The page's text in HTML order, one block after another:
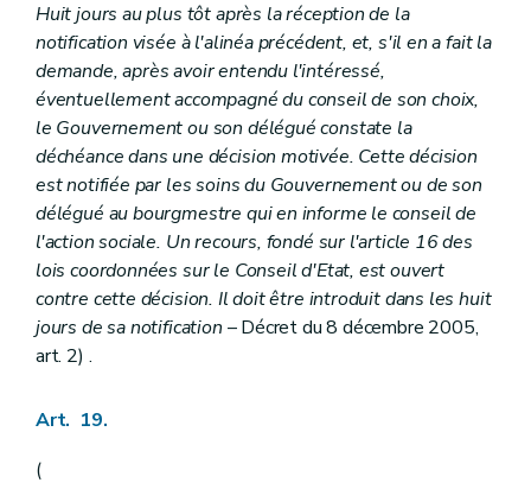
Huit jours au plus tôt après la réception de la
notification visée à l'alinéa précédent, et, s'il en a fait la
demande, après avoir entendu l'intéressé,
éventuellement accompagné du conseil de son choix,
le Gouvernement ou son délégué constate la
déchéance dans une décision motivée. Cette décision
est notifiée par les soins du Gouvernement ou de son
délégué au bourgmestre qui en informe le conseil de
l'action sociale. Un recours, fondé sur l'article 16 des
lois coordonnées sur le Conseil d'Etat, est ouvert
contre cette décision. Il doit être introduit dans les huit
jours de sa notification – Décret du 8 décembre 2005,
art. 2) .
Art. 19.
(